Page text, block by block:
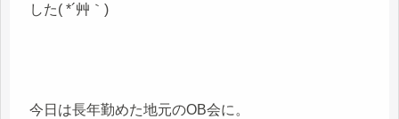
した( *´艸｀)
今日は長年勤めた地元のOB会に。